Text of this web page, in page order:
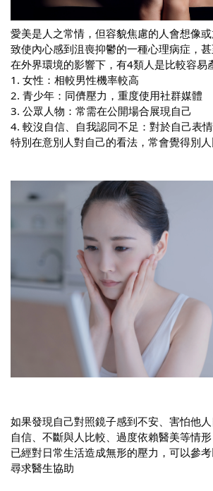
愛美是人之常情，但容貌焦慮的人會想像或
致使內心感到沮喪抑鬱的一種心理病症，甚
在外界環境的影響下，有4類人是比較容易
1. 女性：相較男性機率較高
2. 青少年：同儕壓力，重度使用社群媒體
3. 公眾人物：常需在公開場合展現自己
4. 較沒自信、自我認同不足：對於自己表
特別在意別人對自己的看法，常會覺得別人
如果發現自己對照鏡子感到不安、害怕他
自信、不斷與人比較、過度依賴醫美等情
已經對日常生活造成無形的壓力，可以參
尋求醫生協助